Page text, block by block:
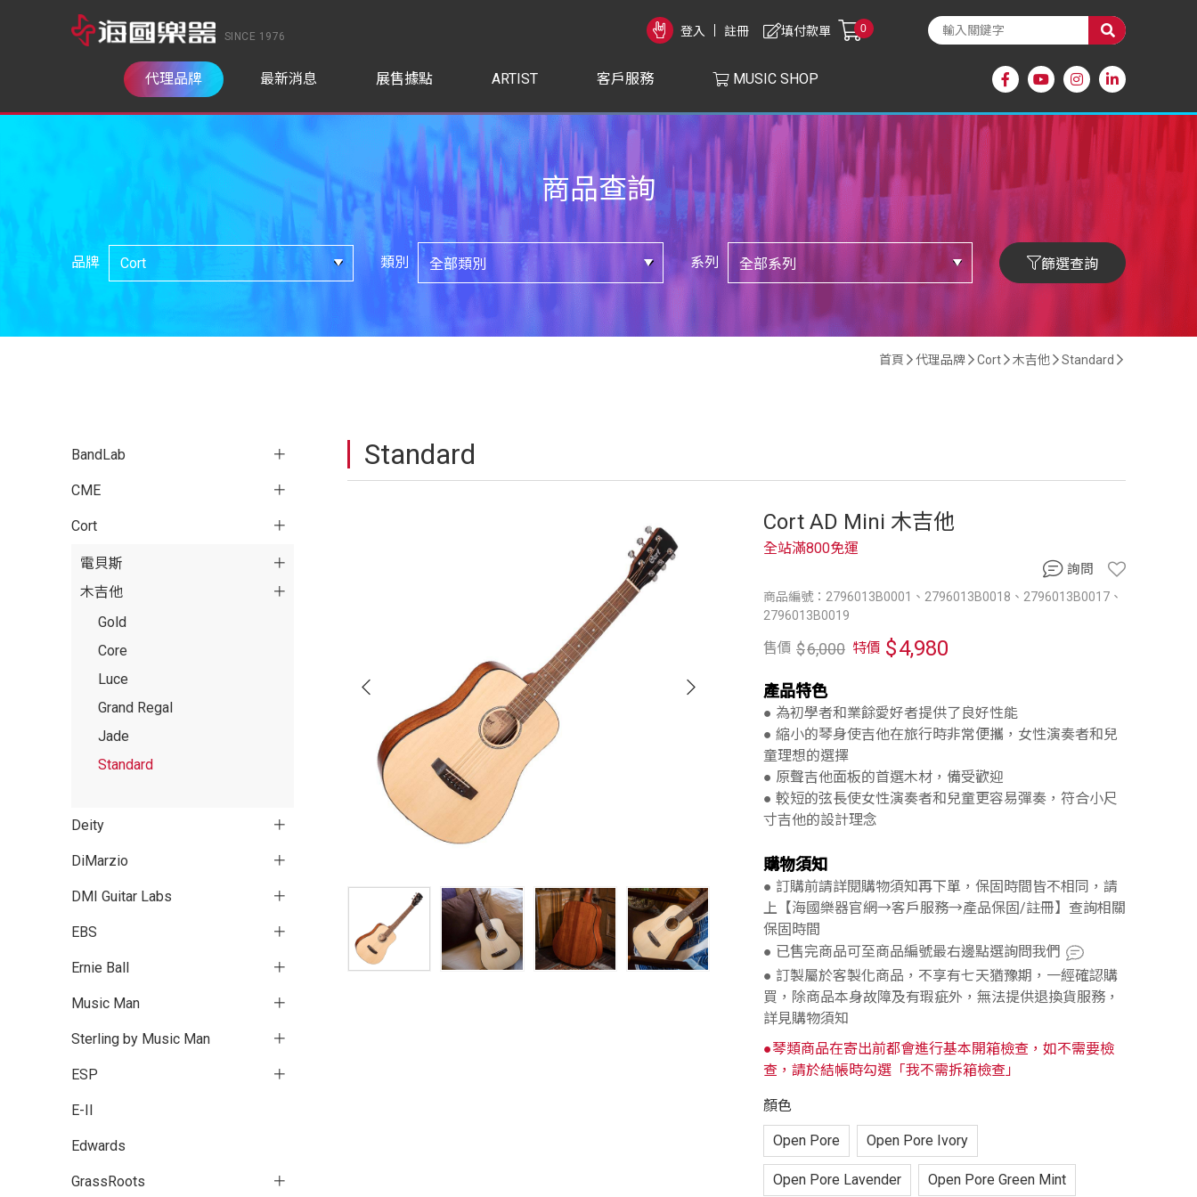
SINCE 1976 登入 註冊 0
填付款單
代理品牌 最新消息 展售據點 ARTIST 客戶服務 MUSIC SHOP
商品查詢
品牌 類別 系列 篩選查詢
首頁 代理品牌 Cort 木吉他 Standard
BandLab
CME
Cort
電貝斯
木吉他
Gold
Core
Luce
Grand Regal
Jade
Standard
Deity
DiMarzio
DMI Guitar Labs
EBS
Ernie Ball
Music Man
Sterling by Music Man
ESP
E-II
Edwards
GrassRoots
Standard
Cort AD Mini 木吉他
商品編號：2796013B0001、2796013B0018、2796013B0017、
2796013B0019
全站滿800免運
售價 $6,000 特價 $4,980
產品特色
● 為初學者和業餘愛好者提供了良好性能
● 縮小的琴身使吉他在旅行時非常便攜，女性演奏者和兒
童理想的選擇
● 原聲吉他面板的首選木材，備受歡迎
● 較短的弦長使女性演奏者和兒童更容易彈奏，符合小尺
寸吉他的設計理念
購物須知
● 訂購前請詳閱購物須知再下單，保固時間皆不相同，請
上【海國樂器官網→客戶服務→產品保固/註冊】查詢相關
保固時間
● 已售完商品可至商品編號最右邊點選詢問我們
● 訂製屬於客製化商品，不享有七天猶豫期，一經確認購
買，除商品本身故障及有瑕疵外，無法提供退換貨服務，
詳見購物須知
●琴類商品在寄出前都會進行基本開箱檢查，如不需要檢
查，請於結帳時勾選「我不需拆箱檢查」
顏色
Open Pore Open Pore Ivory
Open Pore Lavender Open Pore Green Mint
詢問